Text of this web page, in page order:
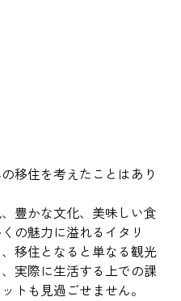
移住を考えたことはあり
豊かな文化、美味しい食
の魅力に溢れるイタリ
移住となると単なる観光
実際に生活する上での課
トも見過ごせません。